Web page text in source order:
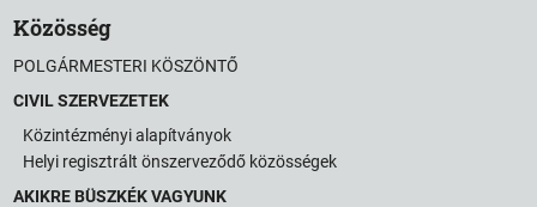
Közösség
POLGÁRMESTERI KÖSZÖNTŐ
CIVIL SZERVEZETEK
Közintézményi alapítványok
Helyi regisztrált önszerveződő közösségek
AKIKRE BÜSZKÉK VAGYUNK